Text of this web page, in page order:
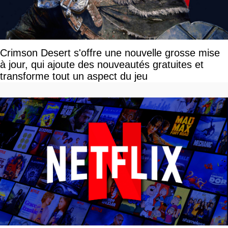
Crimson Desert s'offre une nouvelle grosse mise
à jour, qui ajoute des nouveautés gratuites et
transforme tout un aspect du jeu